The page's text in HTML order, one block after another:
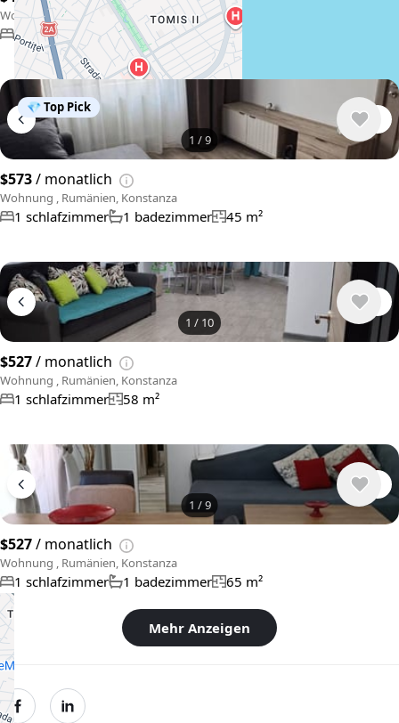
Wohnung , Rumänien, Konstanza
1 schlafzimmer 1 badezimmer 55 m²
1 /9
💎 Top Pick
$573/ monatlich
Wohnung , Rumänien, Konstanza
1 schlafzimmer 1 badezimmer 45 m²
1 / 10
$527/ monatlich
Wohnung , Rumänien, Konstanza
1 schlafzimmer 58 m²
1 /9
$527/ monatlich
Wohnung , Rumänien, Konstanza
1 schlafzimmer 1 badezimmer 65 m²
Mehr Anzeigen